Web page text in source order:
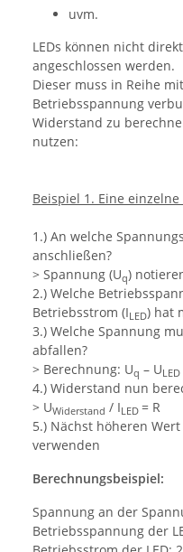
uvm.
LEDs können nicht
angeschlossen werden.
Dieser muss in Reihe
Betriebsspannung
Widerstand zu
nutzen:
Beispiel 1. Eine einzelne
1.) An welche
anschließen?
> Spannung (Uq)
2.) Welche
Betriebsstrom (ILED) hat
3.) Welche Spannung
abfallen?
> Berechnung: Uq – ULED
4.) Widerstand nun
> UWiderstand / ILED = R
5.) Nächst höheren
verwenden
Berechnungsbeispiel:
Spannung an der
Betriebsspannung der